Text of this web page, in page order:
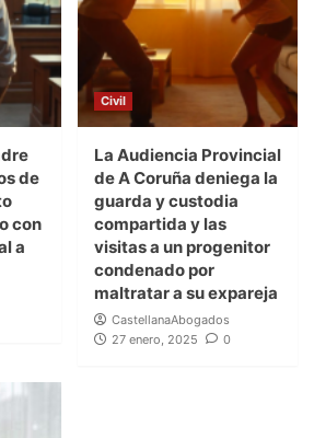
de
con
a
Civil
La Audiencia Provincial
de A Coruña deniega la
guarda y custodia
compartida y las
visitas a un progenitor
condenado por
maltratar a su expareja
CastellanaAbogados
27 enero, 2025
0